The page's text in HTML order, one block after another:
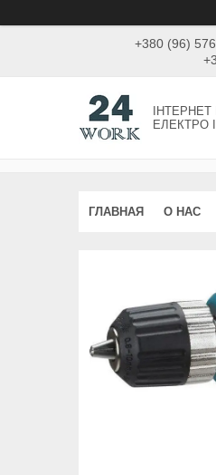
+380 (96)
ЕЛЕКТРО
ГЛАВНАЯ О НАС